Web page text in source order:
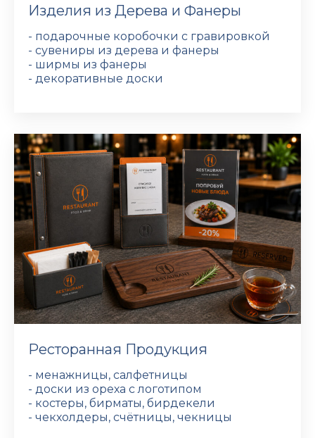
Изделия из Дерева и Фанеры
- подарочные коробочки с гравировкой
- сувениры из дерева и фанеры
- ширмы из фанеры
- декоративные доски
Ресторанная Продукция
- менажницы, салфетницы
- доски из ореха с логотипом
- костеры, бирматы, бирдекели
- чекхолдеры, счётницы, чекницы